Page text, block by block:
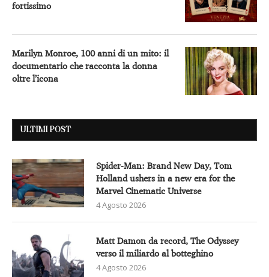
fortissimo
Marilyn Monroe, 100 anni di un mito: il
documentario che racconta la donna
oltre l’icona
ULTIMI POST
Spider-Man: Brand New Day, Tom
Holland ushers in a new era for the
Marvel Cinematic Universe
4 Agosto 2026
Matt Damon da record, The Odyssey
verso il miliardo al botteghino
4 Agosto 2026